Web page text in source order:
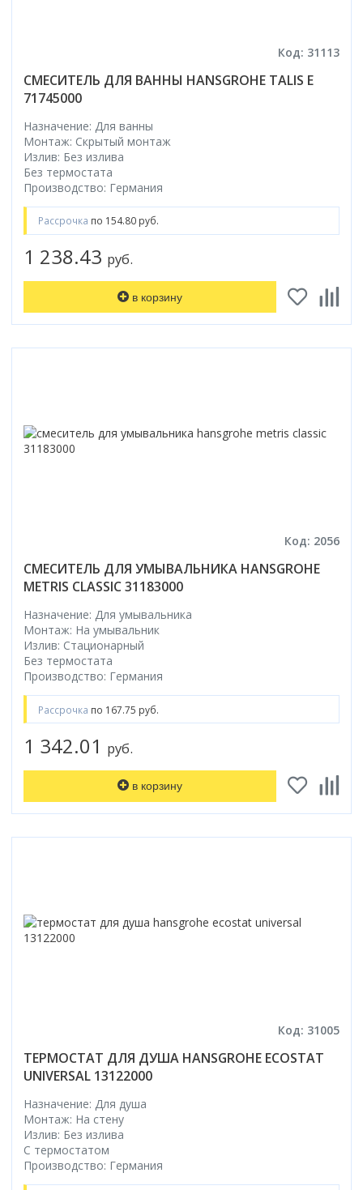
Код: 31113
СМЕСИТЕЛЬ ДЛЯ ВАННЫ HANSGROHE TALIS E
71745000
Назначение: Для ванны
Монтаж: Скрытый монтаж
Излив: Без излива
Без термостата
Производство: Германия
Рассрочка по 154.80 руб.
1 238.43 руб.
в корзину
Код: 2056
СМЕСИТЕЛЬ ДЛЯ УМЫВАЛЬНИКА HANSGROHE
METRIS CLASSIC 31183000
Назначение: Для умывальника
Монтаж: На умывальник
Излив: Стационарный
Без термостата
Производство: Германия
Рассрочка по 167.75 руб.
1 342.01 руб.
в корзину
Код: 31005
ТЕРМОСТАТ ДЛЯ ДУША HANSGROHE ECOSTAT
UNIVERSAL 13122000
Назначение: Для душа
Монтаж: На стену
Излив: Без излива
С термостатом
Производство: Германия